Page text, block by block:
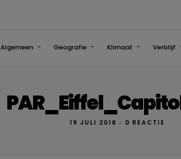
Algemeen Geografie Klimaat Verblijf
19 JULI 2018 • 0 REACTIE